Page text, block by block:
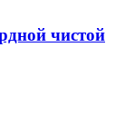
чистой